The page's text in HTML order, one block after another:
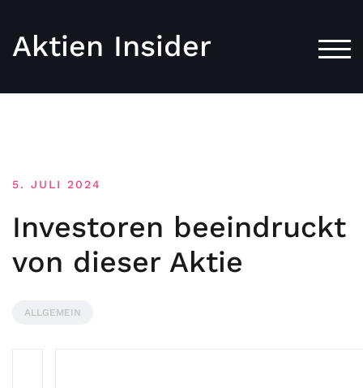
Aktien Insider
5. JULI 2024
Investoren beeindruckt
von dieser Aktie
ALLGEMEIN